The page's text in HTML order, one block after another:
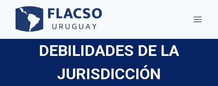
Saltar
contenido
DEBILIDADES DE LA
JURISDICCIÓN